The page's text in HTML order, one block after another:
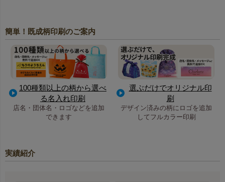
簡単！既成柄印刷のご案内
100種類以上の柄から選べ
る名入れ印刷
店名・団体名・ロゴなどを追加
できます
選ぶだけでオリジナル印
刷
デザイン済みの柄にロゴを追加
してフルカラー印刷
実績紹介